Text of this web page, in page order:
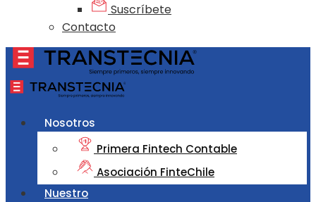
Suscríbete
Contacto
Nosotros
Primera Fintech Contable
Asociación FinteChile
Nuestro